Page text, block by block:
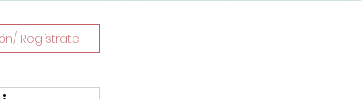
Regístrate